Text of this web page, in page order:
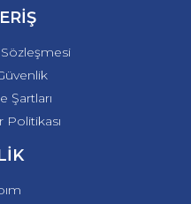
Sözleşmesi
Şartları
Politikası